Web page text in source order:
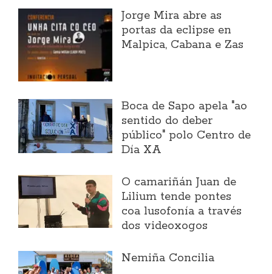
Jorge Mira abre as
portas da eclipse en
Malpica, Cabana e Zas
Boca de Sapo apela "ao
sentido do deber
público" polo Centro de
Día XA
O camariñán Juan de
Lilium tende pontes
coa lusofonía a través
dos videoxogos
Nemiña Concilia